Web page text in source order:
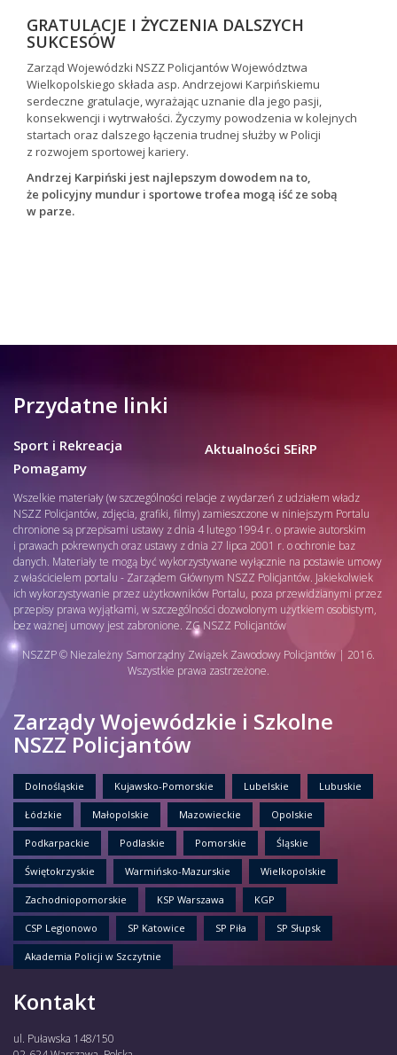
GRATULACJE I ŻYCZENIA DALSZYCH
SUKCESÓW
Zarząd Wojewódzki NSZZ Policjantów Województwa
Wielkopolskiego składa asp. Andrzejowi Karpińskiemu
serdeczne gratulacje, wyrażając uznanie dla jego pasji,
konsekwencji i wytrwałości. Życzymy powodzenia w kolejnych
startach oraz dalszego łączenia trudnej służby w Policji
z rozwojem sportowej kariery.
Andrzej Karpiński jest najlepszym dowodem na to,
że policyjny mundur i sportowe trofea mogą iść ze sobą
w parze.
Przydatne linki
Sport i Rekreacja
Pomagamy
Aktualności SEiRP
Wszelkie materiały (w szczególności relacje z wydarzeń z udziałem władz
NSZZ Policjantów, zdjęcia, grafiki, filmy) zamieszczone w niniejszym Portalu
chronione są przepisami ustawy z dnia 4 lutego 1994 r. o prawie autorskim
i prawach pokrewnych oraz ustawy z dnia 27 lipca 2001 r. o ochronie baz
danych. Materiały te mogą być wykorzystywane wyłącznie na postawie umowy
z właścicielem portalu - Zarządem Głównym NSZZ Policjantów. Jakiekolwiek
ich wykorzystywanie przez użytkowników Portalu, poza przewidzianymi przez
przepisy prawa wyjątkami, w szczególności dozwolonym użytkiem osobistym,
bez ważnej umowy jest zabronione. ZG NSZZ Policjantów
NSZZP © Niezależny Samorządny Związek Zawodowy Policjantów | 2016.
Wszystkie prawa zastrzeżone.
Zarządy Wojewódzkie i Szkolne
NSZZ Policjantów
Dolnośląskie Kujawsko-Pomorskie Lubelskie Lubuskie
Łódzkie Małopolskie Mazowieckie Opolskie
Podkarpackie Podlaskie Pomorskie Śląskie
Świętokrzyskie Warmińsko-Mazurskie Wielkopolskie
Zachodniopomorskie KSP Warszawa KGP
CSP Legionowo SP Katowice SP Piła SP Słupsk
Akademia Policji w Szczytnie
Kontakt
ul. Puławska 148/150